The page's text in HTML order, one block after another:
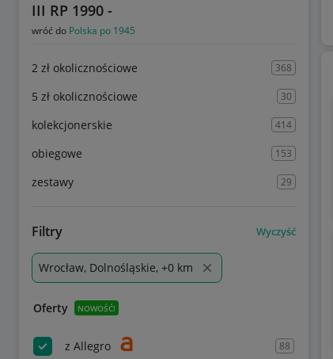
III RP 1990 -
wróć do Polska po 1945
2 zł okolicznościowe 368
5 zł okolicznościowe 30
kolekcjonerskie 414
obiegowe 153
zestawy 29
Filtry Wyczyść
Wrocław, Dolnośląskie, +0 km
Oferty NOWOŚĆ!
z Allegro 88